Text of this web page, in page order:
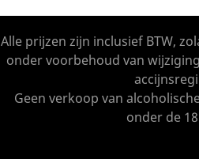
Alle prijzen zijn inclusief BTW,
onder voorbehoud van
Geen verkoop van
onder de